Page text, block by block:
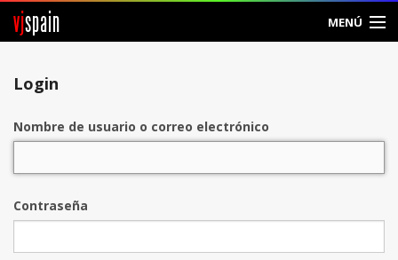
vjspain MENÚ
Login
Nombre de usuario o correo electrónico
Contraseña